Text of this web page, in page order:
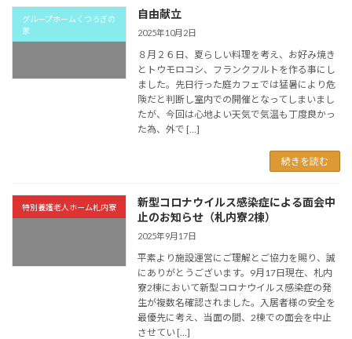
グループホームくつろぎの
家
自由献立
2025年10月2日
８月２６日、夏らしい料理を考え、お好み焼き
とトウモロコシ、フランクフルトを作る事にし
ました。先日行った庭カフェでは猛暑により危
険だと判断し室内での開催となってしまいまし
たが、今回は心地よい天気で気温も丁度良かっ
た為、外で […]
続きを読む
特別養護老人ホーム札内寮
新型コロナウイルス感染症による面会中
止のお知らせ（札内寮2棟）
2025年9月17日
平素より施設運営にご理解とご協力を賜り、誠
にありがとうございます。9月17日現在、札内
寮2棟において新型コロナウイルス感染症の発
生が複数名確認されました。入居者様の安全を
最優先に考え、当面の間、2棟での面会を中止
させてい […]